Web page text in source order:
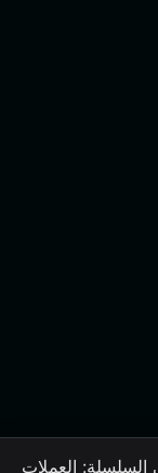
السلسلة: العملات